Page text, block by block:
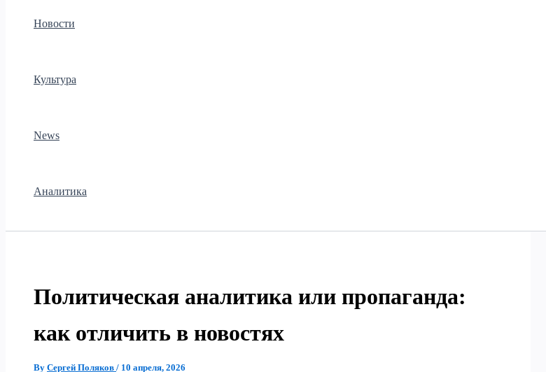
Новости
Культура
News
Аналитика
Политическая аналитика или пропаганда:
как отличить в новостях
By Сергей Поляков / 10 апреля, 2026